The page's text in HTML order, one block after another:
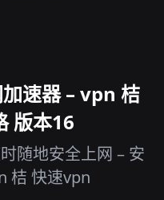
速器 – vpn 桔
版本16
随地安全上网 – 安
桔 快速vpn